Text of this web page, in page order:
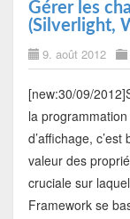
Gérer les
(Silverlight,
9. août 2012
[new:30/09/
la
d’affichage,
valeur des
cruciale sur
Framework se